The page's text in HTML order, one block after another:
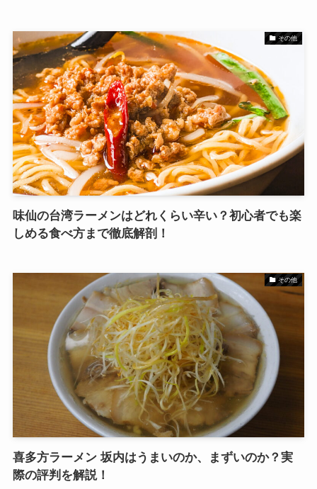
その他
味仙の台湾ラーメンはどれくらい辛い？初心者でも楽
しめる食べ方まで徹底解剖！
その他
喜多方ラーメン 坂内はうまいのか、まずいのか？実
際の評判を解説！